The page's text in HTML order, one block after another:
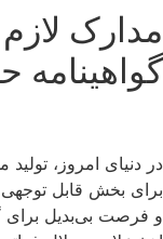
مدارک
گواهینامه
در دنیای امروز،
برای بخش قابل
و فرصت بی‌بدیل